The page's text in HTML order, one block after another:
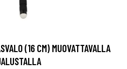
(16 CM) MUOVATTAVALLA